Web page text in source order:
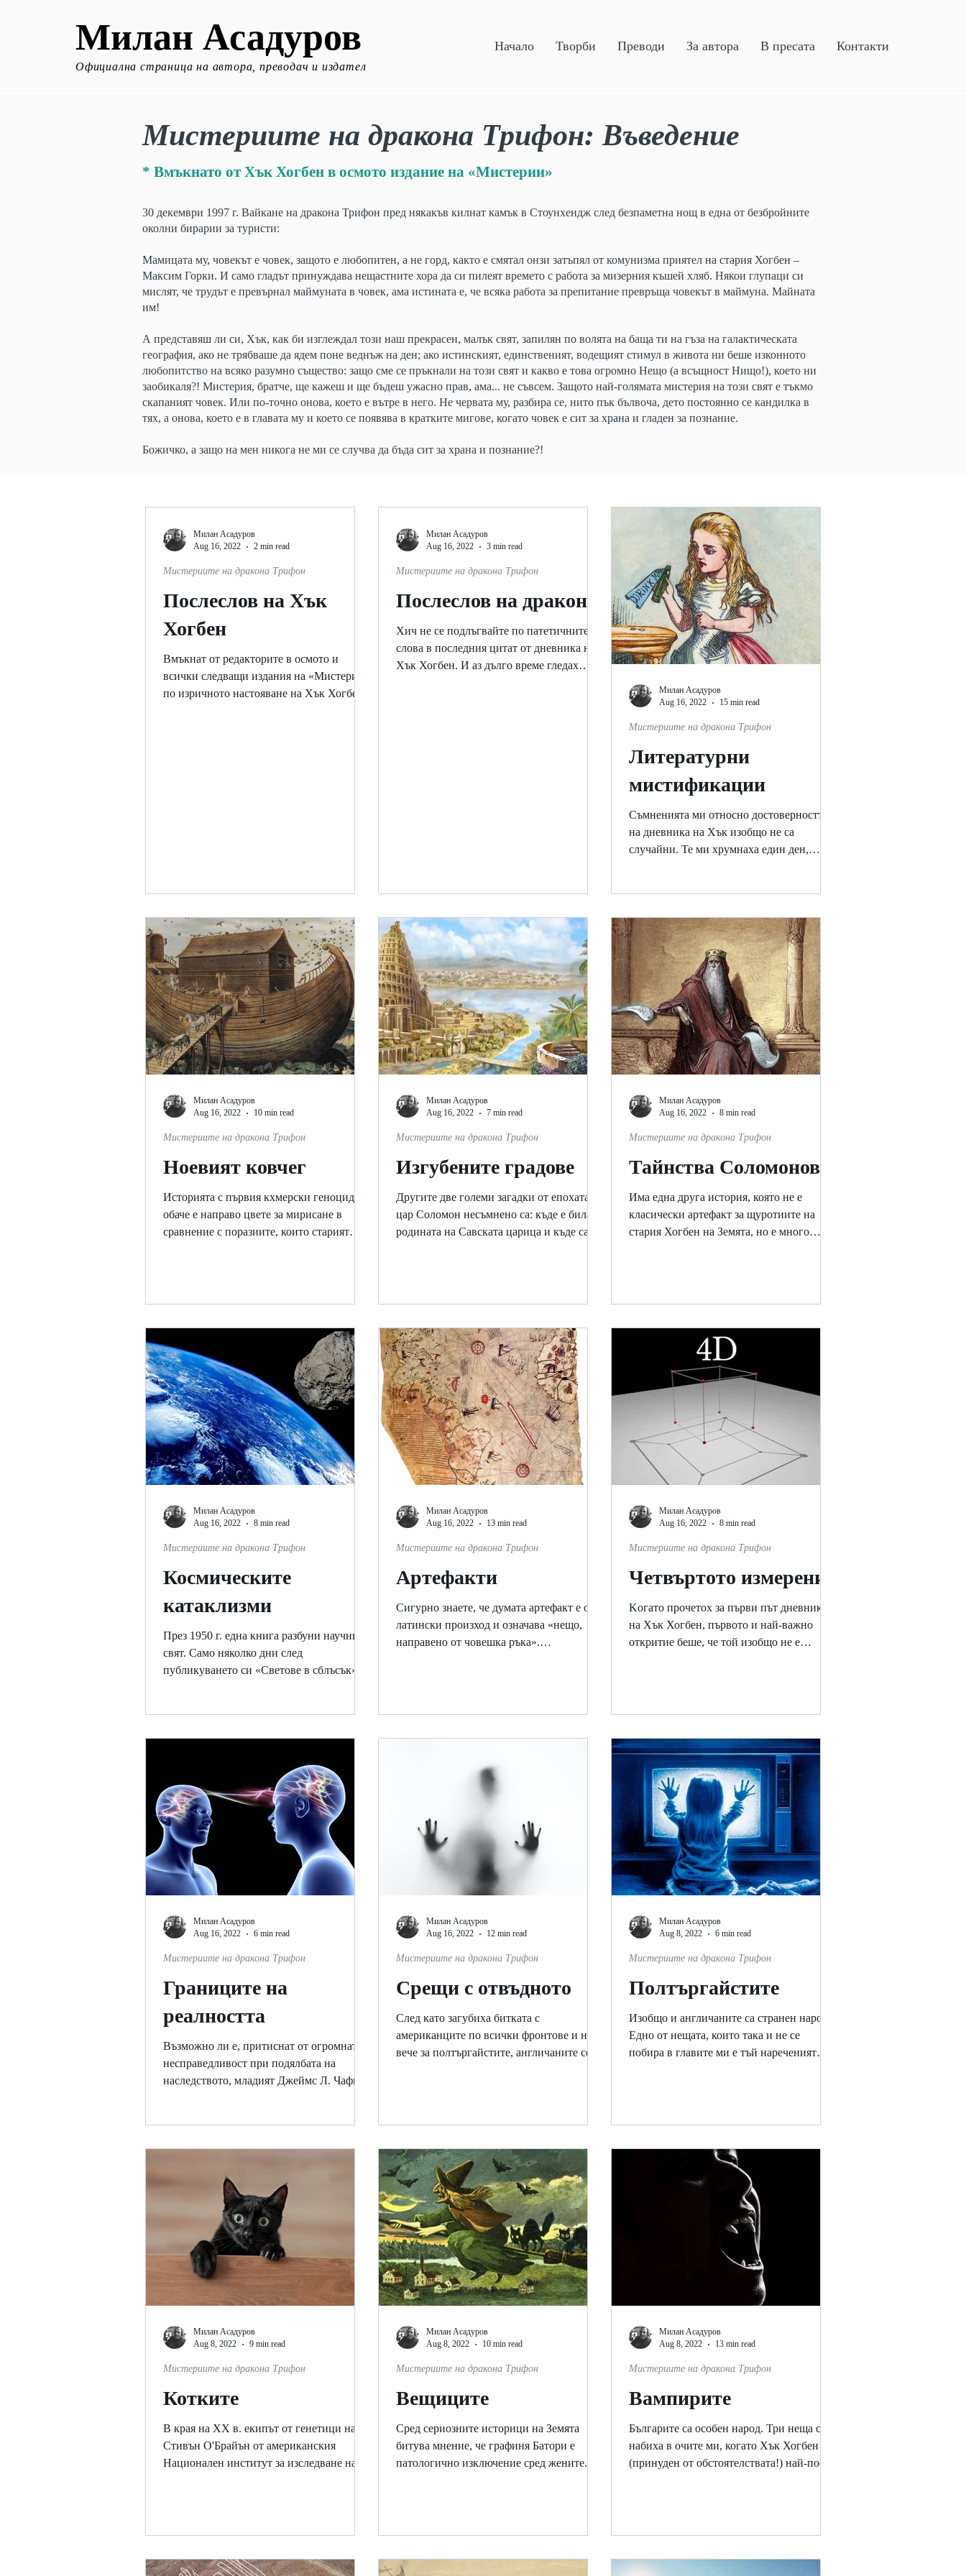
Милан Асадуров
Официална страница на автора, преводач и издател
Начало Творби Преводи За автора В пресата Контакти
Мистериите на дракона Трифон: Въведение
* Вмъкнато от Хък Хогбен в осмото издание на «Мистерии»
30 декември 1997 г. Вайкане на дракона Трифон пред някакъв килнат камък в Стоунхендж след безпаметна нощ в една от безбройните
околни бирарии за туристи:
Мамицата му, човекът е човек, защото е любопитен, а не горд, както е смятал онзи затъпял от комунизма приятел на стария Хогбен –
Максим Горки. И само гладът принуждава нещастните хора да си пилеят времето с работа за мизерния къшей хляб. Някои глупаци си
мислят, че трудът е превърнал маймуната в човек, ама истината е, че всяка работа за препитание превръща човекът в маймуна. Майната
им!
А представяш ли си, Хък, как би изглеждал този наш прекрасен, малък свят, запилян по волята на баща ти на гъза на галактическата
география, ако не трябваше да ядем поне веднъж на ден; ако истинският, единственият, водещият стимул в живота ни беше изконното
любопитство на всяко разумно същество: защо сме се пръкнали на този свят и какво е това огромно Нещо (а всъщност Нищо!), което ни
заобикаля?! Мистерия, братче, ще кажеш и ще бъдеш ужасно прав, ама... не съвсем. Защото най-голямата мистерия на този свят е тъкмо
скапаният човек. Или по-точно онова, което е вътре в него. Не червата му, разбира се, нито пък бълвоча, дето постоянно се кандилка в
тях, а онова, което е в главата му и което се появява в кратките мигове, когато човек е сит за храна и гладен за познание.
Божичко, а защо на мен никога не ми се случва да бъда сит за храна и познание?!
Послеслов на Хък
Хогбен
Вмъкнат от редакторите в осмото и
всички следващи издания на «Мистерии»
по изричното настояване на Хък Хогбен.
Мистериите на дракона Трифон
Милан Асадуров
Aug 16, 2022
2 min read
Послеслов на дракона
Хич не се подлъгвайте по патетичните
слова в последния цитат от дневника на
Хък Хогбен. И аз дълго време гледах
Мистериите на дракона Трифон
Милан Асадуров
Aug 16, 2022
3 min read
Литературни
мистификации
Съмненията ми относно достоверността
на дневника на Хък изобщо не са
случайни. Те ми хрумнаха един ден,
Мистериите на дракона Трифон
Милан Асадуров
Aug 16, 2022
15 min read
Ноевият ковчег
Историята с първия кхмерски геноцид
обаче е направо цвете за мирисане в
сравнение с поразиите, които старият
Мистериите на дракона Трифон
Милан Асадуров
Aug 16, 2022
10 min read
Изгубените градове
Другите две големи загадки от епохата на
цар Соломон несъмнено са: къде е била
родината на Савската царица и къде са се
Мистериите на дракона Трифон
Милан Асадуров
Aug 16, 2022
7 min read
Тайнства Соломонови
Има една друга история, която не е
класически артефакт за щуротиите на
стария Хогбен на Земята, но е много
Мистериите на дракона Трифон
Милан Асадуров
Aug 16, 2022
8 min read
Космическите
катаклизми
През 1950 г. една книга разбуни научния
свят. Само няколко дни след
публикуването си «Светове в сблъсък» на
Мистериите на дракона Трифон
Милан Асадуров
Aug 16, 2022
8 min read
Артефакти
Сигурно знаете, че думата артефакт е от
латински произход и означава «нещо,
направено от човешка ръка».
Мистериите на дракона Трифон
Милан Асадуров
Aug 16, 2022
13 min read
Четвъртото измерение
Kогато прочетох за първи път дневника
на Хък Хогбен, първото и най-важно
откритие беше, че той изобщо не е
Мистериите на дракона Трифон
Милан Асадуров
Aug 16, 2022
8 min read
Границите на
реалността
Възможно ли е, притиснат от огромната
несправедливост при подялбата на
наследството, младият Джеймс Л. Чафин
Мистериите на дракона Трифон
Милан Асадуров
Aug 16, 2022
6 min read
Срещи с отвъдното
След като загубиха битката с
американците по всички фронтове и най-
вече за полтъргайстите, англичаните се
Мистериите на дракона Трифон
Милан Асадуров
Aug 16, 2022
12 min read
Полтъргайстите
Изобщо и англичаните са странен народ.
Едно от нещата, които така и не се
побира в главите ми е тъй нареченият
Мистериите на дракона Трифон
Милан Асадуров
Aug 8, 2022
6 min read
Котките
В края на ХХ в. екипът от генетици на
Стивън О'Брайън от американския
Национален институт за изследване на
Мистериите на дракона Трифон
Милан Асадуров
Aug 8, 2022
9 min read
Вещиците
Сред сериозните историци на Земята
битува мнение, че графиня Батори е
патологично изключение сред жените. Те
Мистериите на дракона Трифон
Милан Асадуров
Aug 8, 2022
10 min read
Вампирите
Българите са особен народ. Три неща се
набиха в очите ми, когато Хък Хогбен
(принуден от обстоятелствата!) най-после
Мистериите на дракона Трифон
Милан Асадуров
Aug 8, 2022
13 min read